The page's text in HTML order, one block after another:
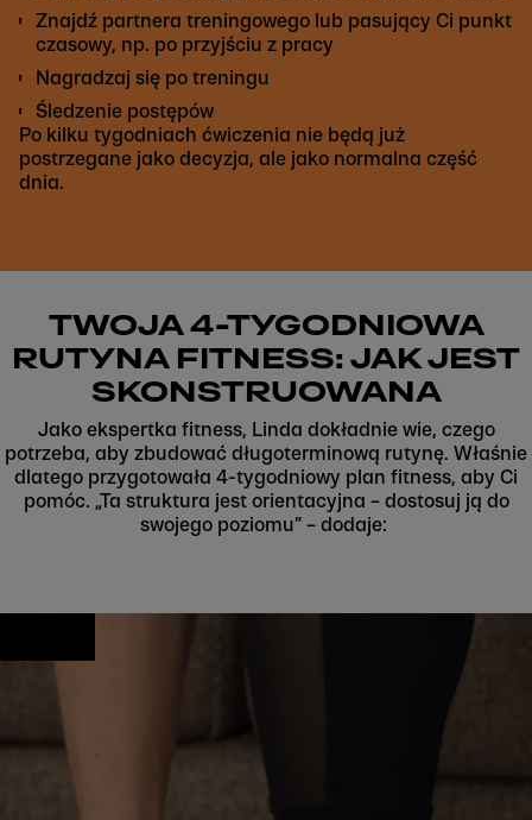
Znajdź partnera treningowego lub pasujący Ci punkt
czasowy, np. po przyjściu z pracy
Nagradzaj się po treningu
Śledzenie postępów
Po kilku tygodniach ćwiczenia nie będą już
postrzegane jako decyzja, ale jako normalna część
dnia.
TWOJA 4-TYGODNIOWA
RUTYNA FITNESS: JAK JEST
SKONSTRUOWANA
Jako ekspertka fitness, Linda dokładnie wie, czego
potrzeba, aby zbudować długoterminową rutynę. Właśnie
dlatego przygotowała 4-tygodniowy plan fitness, aby Ci
pomóc. „Ta struktura jest orientacyjna – dostosuj ją do
swojego poziomu” – dodaje: